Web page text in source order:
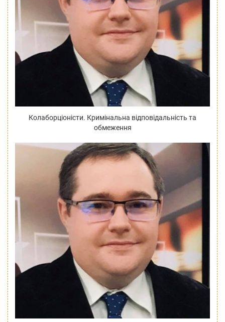
Колаборціоністи. Кримінальна відповідальність та
обмеження